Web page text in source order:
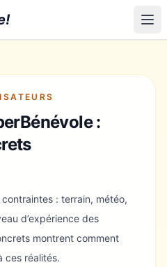
:
: terrain, météo,
d’expérience des
montrent comment
ces réalités.